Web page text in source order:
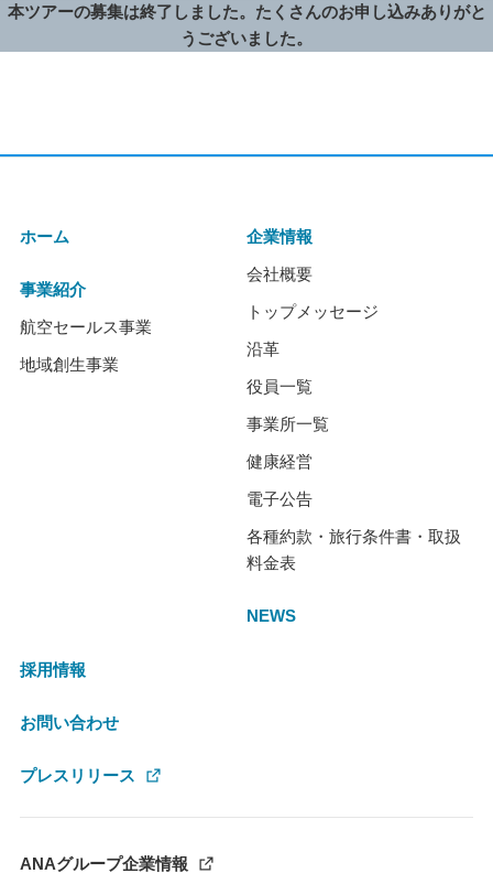
本ツアーの募集は終了しました。たくさんのお申し込みありがと
うございました。
ホーム
事業紹介
航空セールス事業
地域創生事業
企業情報
会社概要
トップメッセージ
沿革
役員一覧
事業所一覧
健康経営
電子公告
各種約款・旅行条件書・取扱
料金表
NEWS
採用情報
お問い合わせ
プレスリリース
ANAグループ企業情報